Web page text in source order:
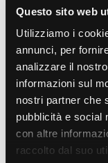
Questo sito web
Utilizziamo i
annunci, per
analizzare il
informazioni sul
nostri partner che
pubblicità e social
con altre
raccolto dal suo
rappresentano
sottolineato Rota,
territorio negativo,
”.
Il commento del
uno sguardo agli
gestioni
upper-affluent e
afflussi per 3,3 mld
proveniente dal